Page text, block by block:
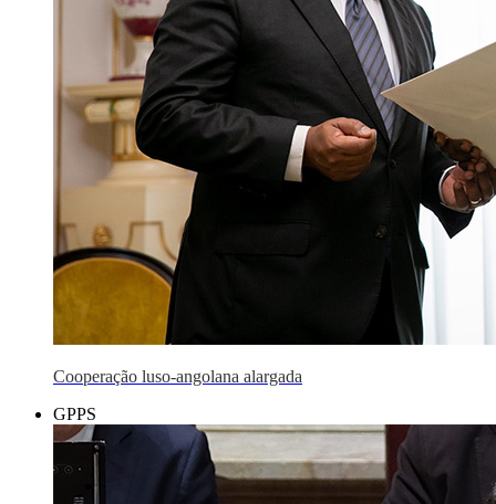
Cooperação luso-angolana alargada
GPPS